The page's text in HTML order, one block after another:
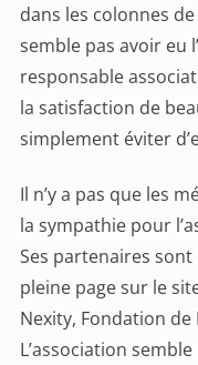
dans les colonnes de
semble pas avoir eu
responsable
la satisfaction de
simplement éviter
Il n’y a pas que les
la sympathie pour
Ses partenaires
pleine page sur le
Nexity, Fondation
L’association